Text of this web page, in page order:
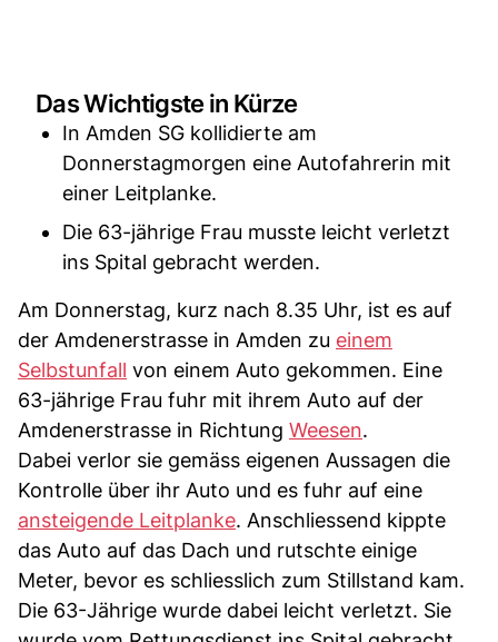
Das Wichtigste in Kürze
In Amden SG kollidierte am
Donnerstagmorgen eine Autofahrerin mit
einer Leitplanke.
Die 63-jährige Frau musste leicht verletzt
ins Spital gebracht werden.
Am Donnerstag, kurz nach 8.35 Uhr, ist es auf
der Amdenerstrasse in Amden zu einem
Selbstunfall von einem Auto gekommen. Eine
63-jährige Frau fuhr mit ihrem Auto auf der
Amdenerstrasse in Richtung Weesen.
Dabei verlor sie gemäss eigenen Aussagen die
Kontrolle über ihr Auto und es fuhr auf eine
ansteigende Leitplanke. Anschliessend kippte
das Auto auf das Dach und rutschte einige
Meter, bevor es schliesslich zum Stillstand kam.
Die 63-Jährige wurde dabei leicht verletzt. Sie